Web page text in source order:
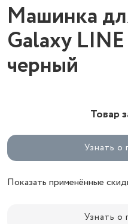
Машинка
Galaxy
черный
Товар
Узнать о
Показать применённые
Узнать о